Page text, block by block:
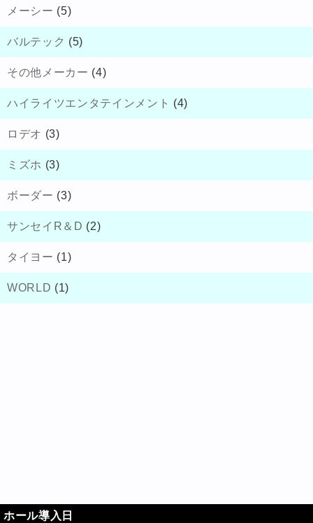
メーシー (5)
バルテック (5)
その他メーカー (4)
ハイライツエンタテインメント (4)
ロデオ (3)
ミズホ (3)
ボーダー (3)
サンセイR＆D (2)
タイヨー (1)
WORLD (1)
ホール導入日